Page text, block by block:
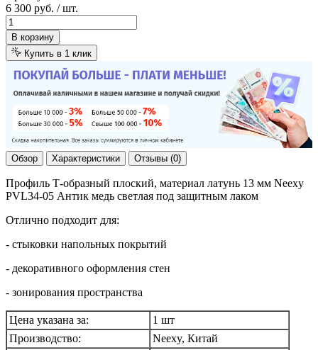
6 300 руб. / шт.
В корзину
Купить в 1 клик
Обзор Характеристики Отзывы (0)
Профиль Т-образный плоский, материал латунь 13 мм Neexy
PVL34-05 Антик медь светлая под защитным лаком
Отлично подходит для:
- стыковки напольных покрытий
- декоративного оформления стен
- зонирования пространства
Цена указана за:
1 шт
Производство:
Neexy, Китай